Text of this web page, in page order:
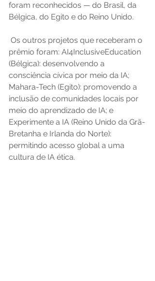
foram reconhecidos — do Brasil, da
Bélgica, do Egito e do Reino Unido.
prêmio foram: AI4InclusiveEducation
(Bélgica): desenvolvendo a
consciência cívica por meio da IA;
Mahara-Tech (Egito): promovendo a
inclusão de comunidades locais por
meio do aprendizado de IA; e
Experimente a IA (Reino Unido da Grã-
Bretanha e Irlanda do Norte):
permitindo acesso global a uma
cultura de IA ética.